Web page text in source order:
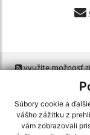
Súbory cookie a
vášho zážitku z
vám zobrazovali
využite možnosť
CMS systém
spoločnosť